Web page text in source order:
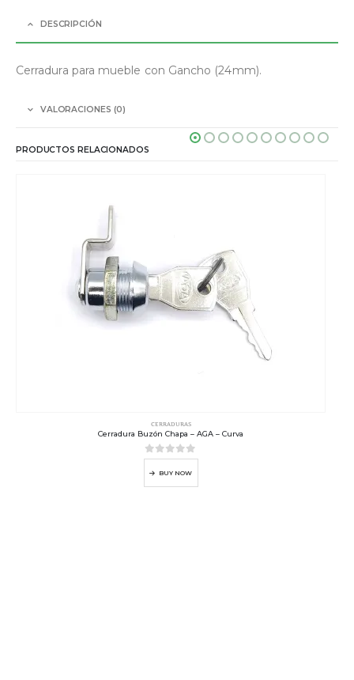
DESCRIPCIÓN
Cerradura para mueble con Gancho (24mm).
VALORACIONES (0)
PRODUCTOS RELACIONADOS
CERRADURAS
Cerradura Buzón Chapa – AGA – Curva
0out of 5
BUY NOW